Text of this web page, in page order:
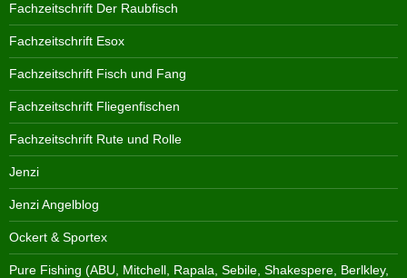
Fachzeitschrift Der Raubfisch
Fachzeitschrift Esox
Fachzeitschrift Fisch und Fang
Fachzeitschrift Fliegenfischen
Fachzeitschrift Rute und Rolle
Jenzi
Jenzi Angelblog
Ockert & Sportex
Pure Fishing (ABU, Mitchell, Rapala, Sebile, Shakespere, Berlkley,